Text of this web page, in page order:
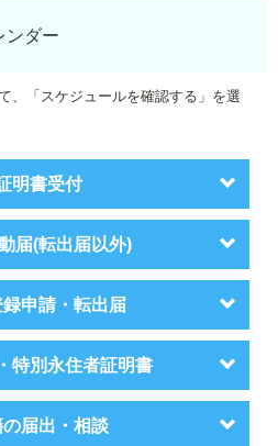
ンダー
、「スケジュールを確認する」を選
明書受付
届(転出届以外)
録申請・転出届
特別永住者証明書
の届出・相談